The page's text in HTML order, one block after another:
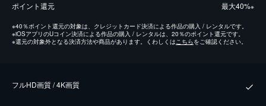
ポイント還元 最⼤40%※
※40％ポイント還元の対象は、クレジットカード決済による作品の購入 / レンタルです。
※iOSアプリのUコイン決済による作品の購入 / レンタルは、20％のポイント還元です。
※還元の対象外となる決済方法や商品があります。くわしくはこちらをご確認ください。
フルHD画質 / 4K画質